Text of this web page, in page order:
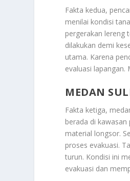
Fakta kedua,
menilai kondisi
pergerakan lereng
dilakukan demi
utama. Karena
evaluasi lapangan.
MEDAN
Fakta ketiga,
berada di
material longsor.
proses evakuasi.
turun. Kondisi ini
evakuasi dan